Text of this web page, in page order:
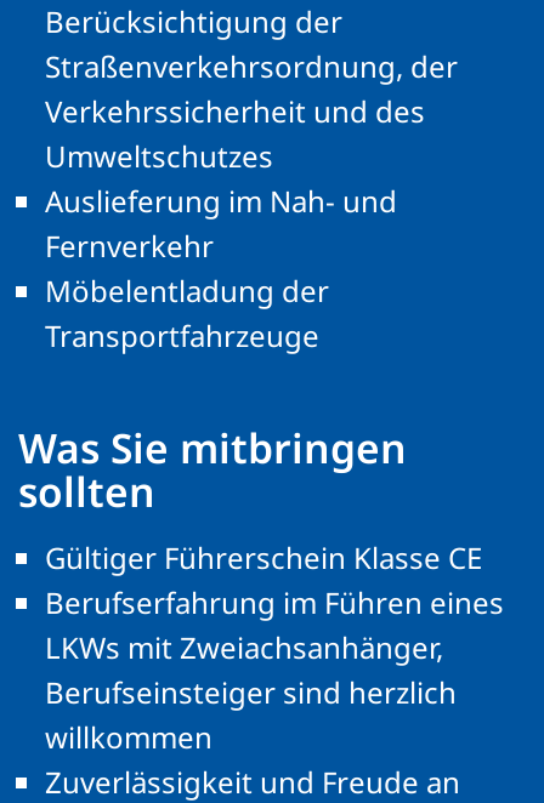
Berücksichtigung der
Straßenverkehrsordnung, der
Verkehrssicherheit und des
Umweltschutzes
Auslieferung im Nah- und
Fernverkehr
Möbelentladung der
Transportfahrzeuge
Was Sie mitbringen
sollten
Gültiger Führerschein Klasse CE
Berufserfahrung im Führen eines
LKWs mit Zweiachsanhänger,
Berufseinsteiger sind herzlich
willkommen
Zuverlässigkeit und Freude an